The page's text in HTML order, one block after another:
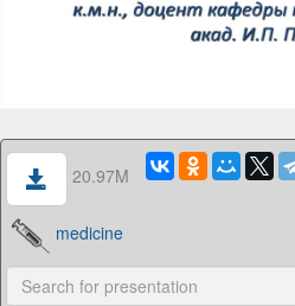
20.97M
medicine